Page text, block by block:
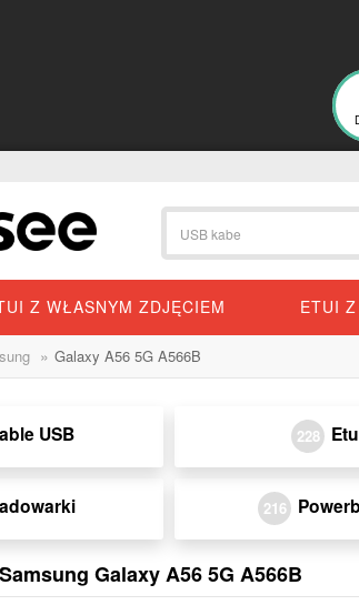
Z WŁASNYM ZDJĘCIEM ETUI
» Galaxy A56 5G A566B
USB 228
216
Galaxy A56 5G A566B